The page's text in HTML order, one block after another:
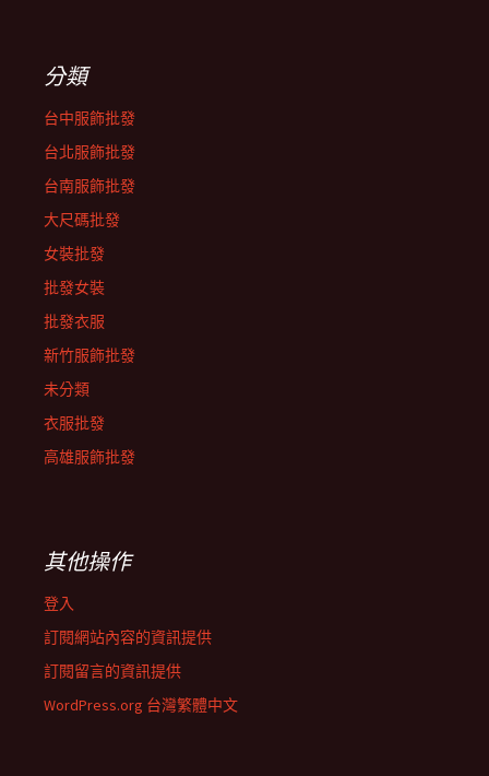
分類
台中服飾批發
台北服飾批發
台南服飾批發
大尺碼批發
女裝批發
批發女裝
批發衣服
新竹服飾批發
未分類
衣服批發
高雄服飾批發
其他操作
登入
訂閱網站內容的資訊提供
訂閱留言的資訊提供
WordPress.org 台灣繁體中文